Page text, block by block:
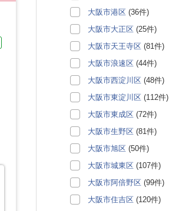
大阪市港区 (36件)
大阪市大正区 (25件)
大阪市天王寺区 (81件)
大阪市浪速区 (44件)
大阪市西淀川区 (48件)
大阪市東淀川区 (112件)
大阪市東成区 (72件)
大阪市生野区 (81件)
大阪市旭区 (50件)
大阪市城東区 (107件)
大阪市阿倍野区 (99件)
大阪市住吉区 (120件)